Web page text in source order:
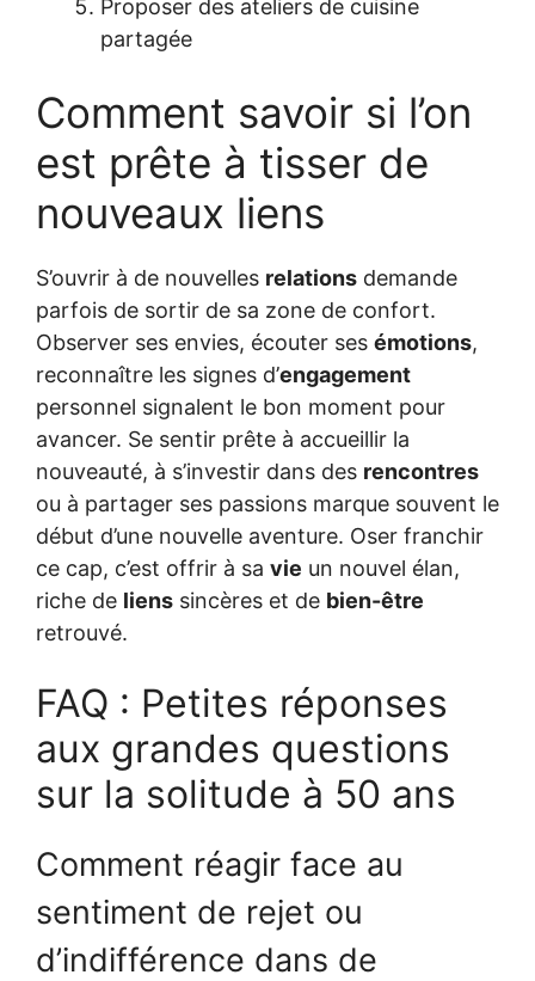
Proposer des ateliers de cuisine
partagée
Comment savoir si l’on
est prête à tisser de
nouveaux liens
S’ouvrir à de nouvelles relations demande
parfois de sortir de sa zone de confort.
Observer ses envies, écouter ses émotions,
reconnaître les signes d’engagement
personnel signalent le bon moment pour
avancer. Se sentir prête à accueillir la
nouveauté, à s’investir dans des rencontres
ou à partager ses passions marque souvent le
début d’une nouvelle aventure. Oser franchir
ce cap, c’est offrir à sa vie un nouvel élan,
riche de liens sincères et de bien-être
retrouvé.
FAQ : Petites réponses
aux grandes questions
sur la solitude à 50 ans
Comment réagir face au
sentiment de rejet ou
d’indifférence dans de